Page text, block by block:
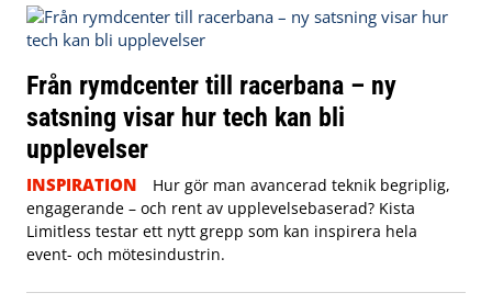
Från rymdcenter till racerbana – ny
satsning visar hur tech kan bli
upplevelser
INSPIRATION
Hur gör man avancerad teknik begriplig,
engagerande – och rent av upplevelsebaserad? Kista
Limitless testar ett nytt grepp som kan inspirera hela
event- och mötesindustrin.